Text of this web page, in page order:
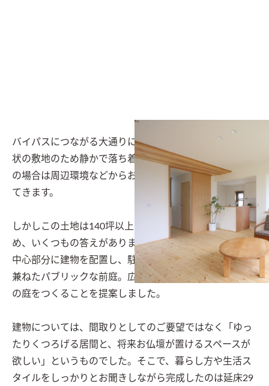
バイパスにつながる大通りに隣接していながら、旗竿形
状の敷地のため静かで落ち着いた環境です。小さな敷地
の場合は周辺環境などからおのずと配置やプランが見え
てきます。
しかしこの土地は140坪以上と広くL型のような形のた
め、いくつもの答えがあります。そこで設計士は、L型の
中心部分に建物を配置し、駐車スペース・アプローチを
兼ねたパブリックな前庭。広々遊べるプライベートな奥
の庭をつくることを提案しました。
建物については、間取りとしてのご要望ではなく「ゆっ
たりくつろげる居間と、将来お仏壇が置けるスペースが
欲しい」というものでした。そこで、暮らし方や生活ス
タイルをしっかりとお聞きしながら完成したのは延床29